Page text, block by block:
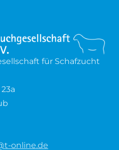
für Schafzucht
online.de